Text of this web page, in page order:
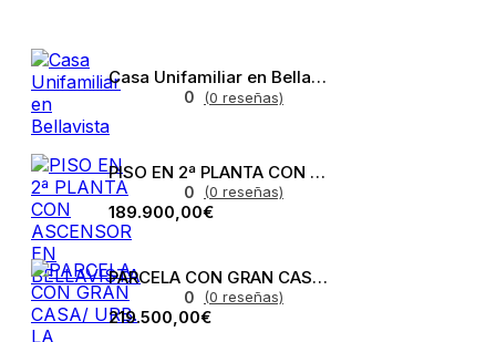
Casa Unifamiliar en Bellavista
0 (0 reseñas)
PISO EN 2ª PLANTA CON ASCENSOR EN BELLAVISTA
0 (0 reseñas)
189.900,00€
PARCELA CON GRAN CASA/ URB. LA HERMANDAD
0 (0 reseñas)
219.500,00€